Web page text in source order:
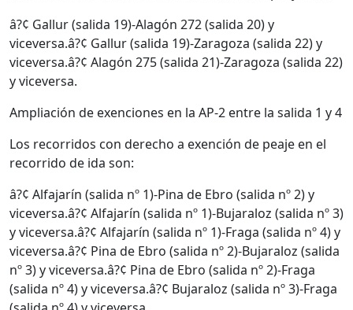
â?¢ Gallur (salida 19)-Alagón 272 (salida 20) y
viceversa.â?¢ Gallur (salida 19)-Zaragoza (salida 22) y
viceversa.â?¢ Alagón 275 (salida 21)-Zaragoza (salida 22)
y viceversa.
Ampliación de exenciones en la AP-2 entre la salida 1 y 4
Los recorridos con derecho a exención de peaje en el
recorrido de ida son:
â?¢ Alfajarín (salida nº 1)-Pina de Ebro (salida nº 2) y
viceversa.â?¢ Alfajarín (salida nº 1)-Bujaraloz (salida nº 3)
y viceversa.â?¢ Alfajarín (salida nº 1)-Fraga (salida nº 4) y
viceversa.â?¢ Pina de Ebro (salida nº 2)-Bujaraloz (salida
nº 3) y viceversa.â?¢ Pina de Ebro (salida nº 2)-Fraga
(salida nº 4) y viceversa.â?¢ Bujaraloz (salida nº 3)-Fraga